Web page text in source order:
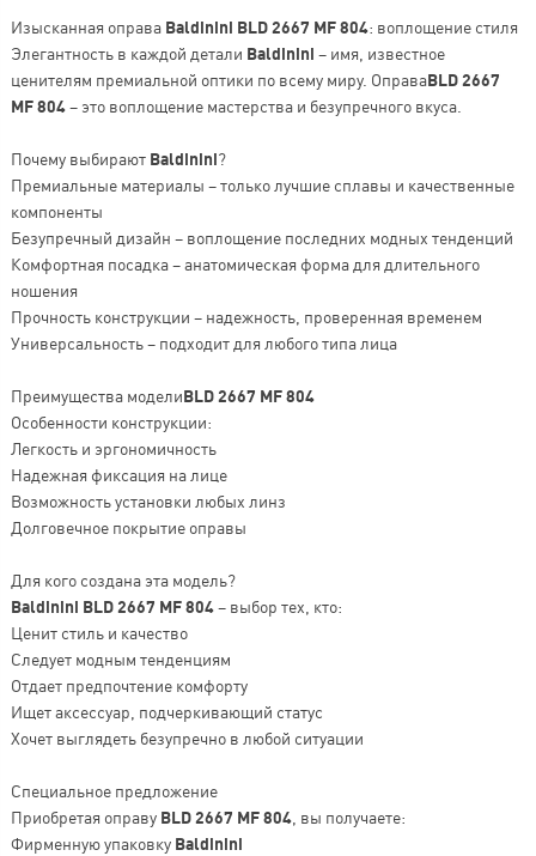
Изысканная оправа Baldinini BLD 2667 MF 804: воплощение стиля
Элегантность в каждой детали Baldinini – имя, известное
ценителям премиальной оптики по всему миру. ОправаBLD 2667
MF 804– это воплощение мастерства и безупречного вкуса.
Почему выбирают Baldinini?
Премиальные материалы – только лучшие сплавы и качественные
компоненты
Безупречный дизайн – воплощение последних модных тенденций
Комфортная посадка – анатомическая форма для длительного
ношения
Прочность конструкции – надежность, проверенная временем
Универсальность – подходит для любого типа лица
Преимущества моделиBLD 2667 MF 804
Особенности конструкции:
Легкость и эргономичность
Надежная фиксация на лице
Возможность установки любых линз
Долговечное покрытие оправы
Для кого создана эта модель?
Baldinini BLD 2667 MF 804– выбор тех, кто:
Ценит стиль и качество
Следует модным тенденциям
Отдает предпочтение комфорту
Ищет аксессуар, подчеркивающий статус
Хочет выглядеть безупречно в любой ситуации
Специальное предложение
Приобретая оправу BLD 2667 MF 804, вы получаете:
Фирменную упаковку Baldinini